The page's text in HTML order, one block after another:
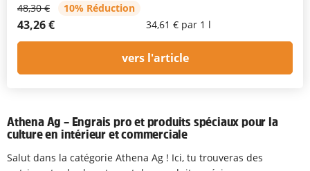
48,30 € 10% Réduction
43,26 € 34,61 € par 1 l
vers l'article
Athena Ag – Engrais pro et produits spéciaux pour la
culture en intérieur et commerciale
Salut dans la catégorie Athena Ag ! Ici, tu trouveras des